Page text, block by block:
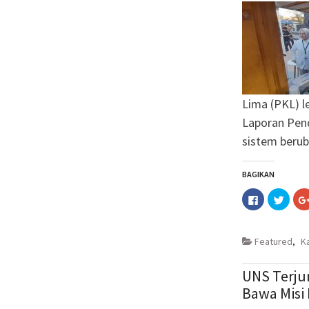
Lima (PKL)
Laporan
sistem
BAGIKAN
Klik
untuk
membagikan
di
jendela
baru)
Klik
untuk
berbagi
di
baru)
Featured,
UNS
Bawa